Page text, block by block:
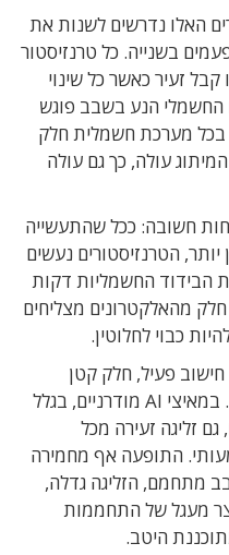
האלו נדרשים לשנות את
בשנייה. כל טרנזיסטור
קבל זעיר כאשר כל שינוי
החשמלי הנע בשבב פוגש
בכל מערכת חשמלית חלק
עולה, כך גם עולה
חשובה: ככל שהתעשייה
, הטרנזיסטורים נעשים
הבידוד החשמליות דקות
חלק מהאלקטרונים מצליחים
כבוי לחלוטין.
פעיל, חלק קטן
. במאיצי AI מודרניים, בגלל
זליגה זעירה מכל
. התופעה אף מחמירה
מתחמם, הזליגה גדלה,
מעגל של התחממות
היטב.